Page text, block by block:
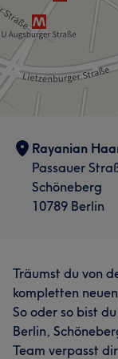
Rayanian
Passauer
Schöneberg
10789 Berlin
Träumst du von
kompletten
So oder so bist
Berlin,
Team verpasst